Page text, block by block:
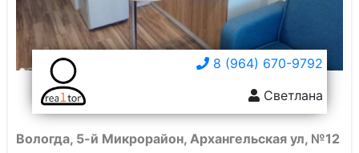
8 (964) 670-9792
Светлана
Вологда, 5-й Микрорайон, Архангельская ул, №12